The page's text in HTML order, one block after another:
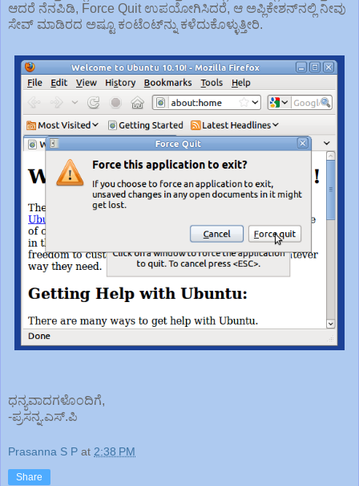
ಆದರೆ ನೆನಪಿಡಿ, Force Quit ಉಪಯೋಗಿಸಿದರೆ, ಆ ಅಪ್ಲಿಕೇಶನ್‌ನಲ್ಲಿ ನೀವು
ಸೇವ್ ಮಾಡಿರದ ಅಷ್ಟೂ ಕಂಟೆಂಟ್‌ನ್ನು ಕಳೆದುಕೊಳ್ಳುತ್ತೀರಿ.
ಧನ್ಯವಾದಗಳೊಂದಿಗೆ,
-ಪ್ರಸನ್ನ.ಎಸ್.ಪಿ
Prasanna S P at 2:38 PM
Share